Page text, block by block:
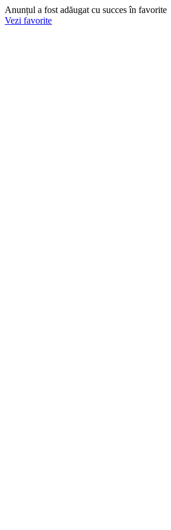
Anunțul a fost adăugat cu succes în favorite
Vezi favorite